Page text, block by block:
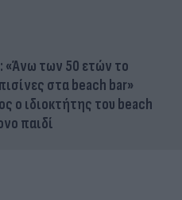
«Άνω των 50 ετών το
στα beach bar»
ο ιδιοκτήτης του beach
παιδί